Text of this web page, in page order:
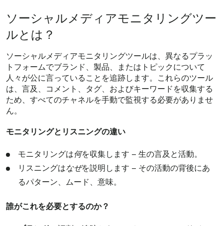
ソーシャルメディアモニタリングツー
ルとは？
ソーシャルメディアモニタリングツールは、異なるプラッ
トフォームでブランド、製品、またはトピックについて
人々が公に言っていることを追跡します。これらのツール
は、言及、コメント、タグ、およびキーワードを収集する
ため、すべてのチャネルを手動で監視する必要がありませ
ん。
モニタリングとリスニングの違い
モニタリングは何を収集します – 生の言及と活動。
リスニングはなぜを説明します – その活動の背後にあ
るパターン、ムード、意味。
誰がこれを必要とするのか？